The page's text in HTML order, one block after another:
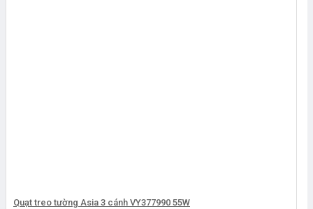
Quạt treo tường Asia 3 cánh VY377990 55W